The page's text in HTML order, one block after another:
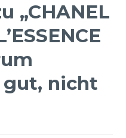
„CHANEL
gut, nicht